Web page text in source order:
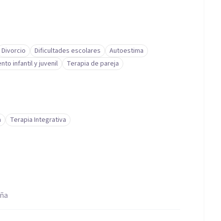
Divorcio Dificultades escolares
Autoestima
infantil y juvenil
Terapia de pareja
Terapia Integrativa